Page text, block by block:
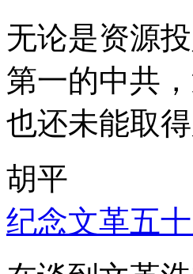
无论是资源
第一的中共
也还未能取得
胡平
纪念文革五